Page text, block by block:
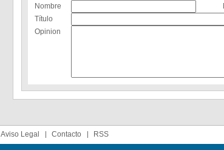
Nombre
Título
Opinion
Aviso Legal Contacto RSS